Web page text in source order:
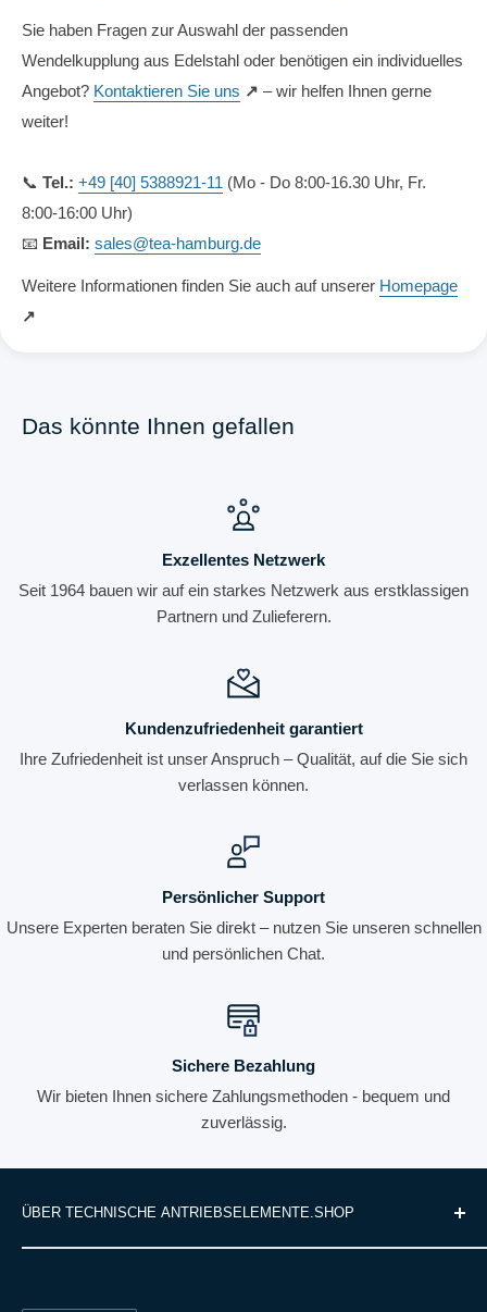
Sie haben Fragen zur Auswahl der passenden
Wendelkupplung aus Edelstahl oder benötigen ein individuelles
Angebot? Kontaktieren Sie uns ↗ – wir helfen Ihnen gerne
weiter!
📞 Tel.: +49 [40] 5388921-11 (Mo - Do 8:00-16.30 Uhr, Fr.
8:00-16:00 Uhr)
📧 Email: sales@tea-hamburg.de
Weitere Informationen finden Sie auch auf unserer Homepage
↗
Das könnte Ihnen gefallen
Exzellentes Netzwerk
Seit 1964 bauen wir auf ein starkes Netzwerk aus erstklassigen
Partnern und Zulieferern.
Kundenzufriedenheit garantiert
Ihre Zufriedenheit ist unser Anspruch – Qualität, auf die Sie sich
verlassen können.
Persönlicher Support
Unsere Experten beraten Sie direkt – nutzen Sie unseren schnellen
und persönlichen Chat.
Sichere Bezahlung
Wir bieten Ihnen sichere Zahlungsmethoden - bequem und
zuverlässig.
ÜBER TECHNISCHE ANTRIEBSELEMENTE.SHOP
Wir sind Ihr Spezialist für hochwertige Antriebstechnik und